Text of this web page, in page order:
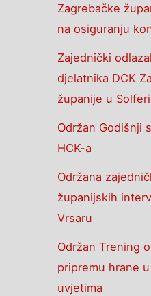
Zagrebačke
na osiguranju
Zajednički
djelatnika DCK
županije u
Održan Godišnji
HCK-a
Održana
županijskih
Vrsaru
Održan Trening
pripremu hrane
uvjetima